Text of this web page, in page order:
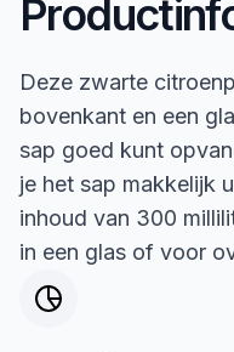
Deze zwarte
bovenkant en een
sap goed kunt
je het sap makkelijk
inhoud van 300
in een glas of voor